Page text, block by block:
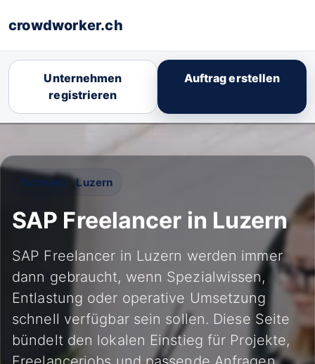
crowdworker.ch
Unternehmen
registrieren
Auftrag erstellen
Schweiz · Luzern
SAP Freelancer in Luzern
SAP Freelancer in Luzern werden immer
dann gebraucht, wenn Spezialwissen,
Entlastung oder operative Umsetzung
schnell verfügbar sein sollen. Diese Seite
bündelt den lokalen Einstieg für Projekte,